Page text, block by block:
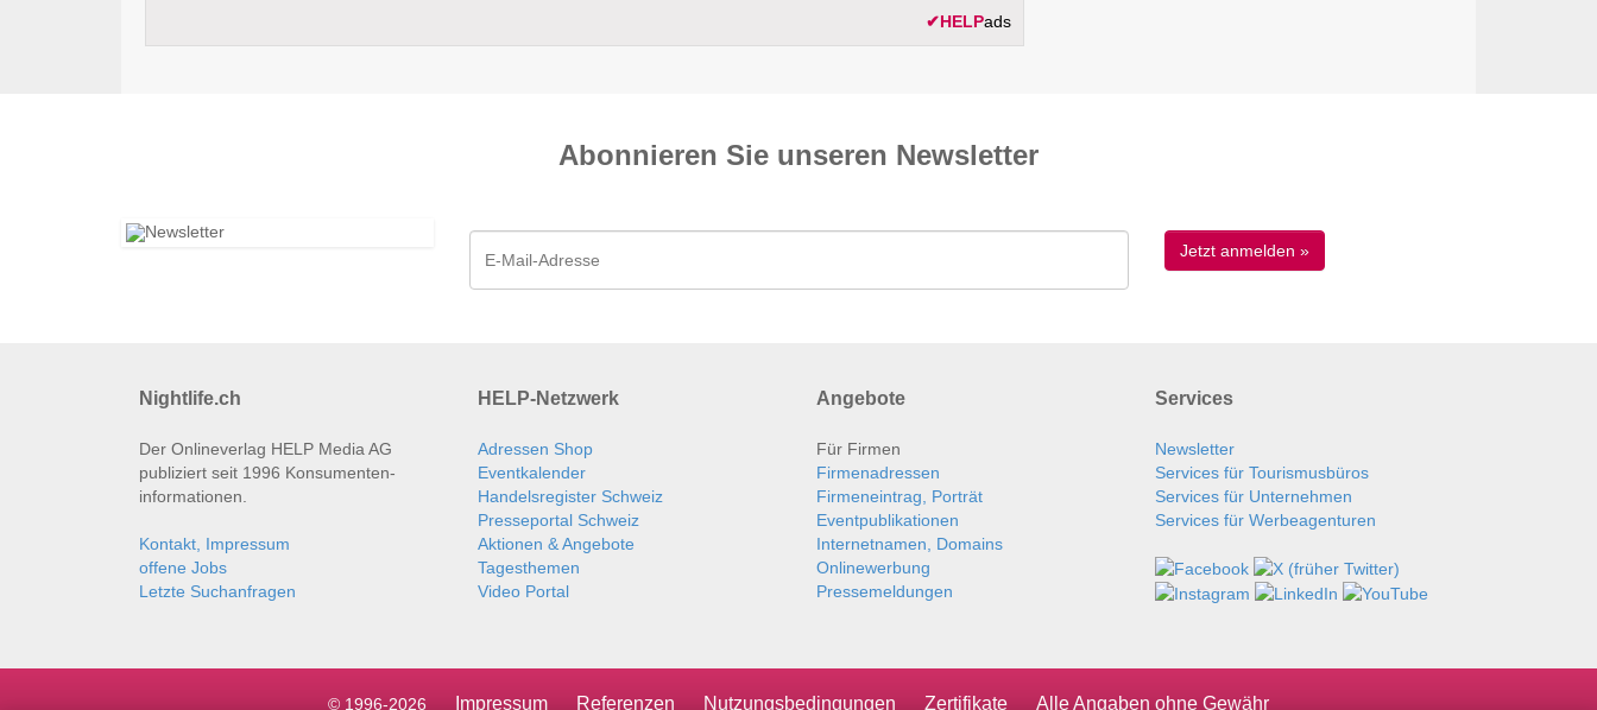
✔HELPads
Abonnieren Sie unseren News­letter
Nightlife.ch
Der Onlineverlag HELP Media AG
publiziert seit 1996 Konsumenten­
informationen.
Kontakt, Impressum
offene Jobs
Letzte Suchanfragen
HELP-Netzwerk
Adressen Shop
Eventkalender
Handelsregister Schweiz
Presseportal Schweiz
Aktionen & Angebote
Tagesthemen
Video Portal
Angebote
Für Firmen
Firmenadressen
Firmeneintrag, Porträt
Eventpublikationen
Internetnamen, Domains
Onlinewerbung
Pressemeldungen
Services
Newsletter
Services für Tourismusbüros
Services für Unternehmen
Services für Werbeagenturen
© 1996-2026 Impressum Referenzen Nutzungsbedingungen Zertifikate Alle Angaben ohne Gewähr